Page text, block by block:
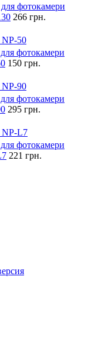
фотокамери
266 грн.
50
фотокамери
150 грн.
90
фотокамери
295 грн.
NP-L7
фотокамери
221 грн.